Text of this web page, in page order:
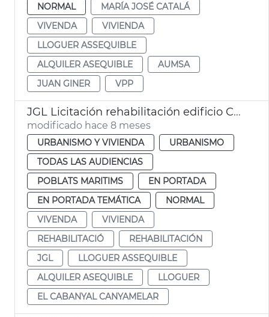
NORMAL
MARÍA JOSÉ CATALÁ
VIVENDA
VIVIENDA
LLOGUER ASSEQUIBLE
ALQUILER ASEQUIBLE
AUMSA
JUAN GINER
VPP
JGL Licitación rehabilitación edificio Cabañal alquiler asequible València
modificado hace 8 meses
URBANISMO Y VIVIENDA
URBANISMO
TODAS LAS AUDIENCIAS
POBLATS MARITIMS
EN PORTADA
EN PORTADA TEMÁTICA
NORMAL
VIVENDA
VIVIENDA
REHABILITACIÓ
REHABILITACIÓN
JGL
LLOGUER ASSEQUIBLE
ALQUILER ASEQUIBLE
LLOGUER
EL CABANYAL CANYAMELAR